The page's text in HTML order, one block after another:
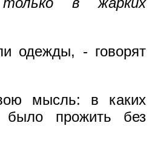
одежды, - говорят
мысль: в каких
было прожить без